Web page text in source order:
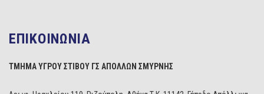
ΕΠΙΚΟΙΝΩΝΙΑ
ΤΜΗΜΑ ΥΓΡΟΥ ΣΤΙΒΟΥ ΓΣ ΑΠΟΛΛΩΝ ΣΜΥΡΝΗΣ